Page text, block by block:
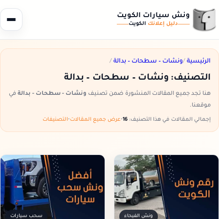
ونش سيارات الكويت
دليل إعلانك الكويت
الرئيسية /ونشات – سطحات – بدالة /
التصنيف: ونشات – سطحات – بدالة
هنا تجد جميع المقالات المنشورة ضمن تصنيف ونشات - سطحات - بدالة في
موقعنا.
إجمالي المقالات في هذا التصنيف: •عرض جميع المقالات•التصنيفات
ونش الفيحاء سحب سيارات